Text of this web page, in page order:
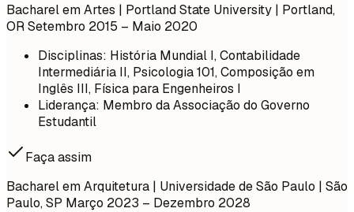
Bacharel em Artes | Portland State University | Portland,
ORSetembro 2015 – Maio 2020
Disciplinas: História Mundial I, Contabilidade
Intermediária II, Psicologia 101, Composição em
Inglês III, Física para Engenheiros I
Liderança: Membro da Associação do Governo
Estudantil
Faça assim
Bacharel em Arquitetura | Universidade de São Paulo | São
Paulo, SP Março 2023 – Dezembro 2028